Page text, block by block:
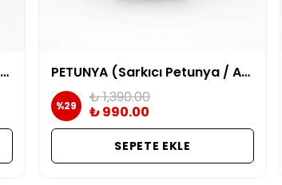
PETUNYA (Sarkıcı Petunya / Askılı Çiçek) | Sarı Bordo Alacalı PETUNYA (Sarkıcı Petunya / Askılı Çiçek) | mor
%29
₺ 1,390.00
₺ 990.00
SEPETE EKLE